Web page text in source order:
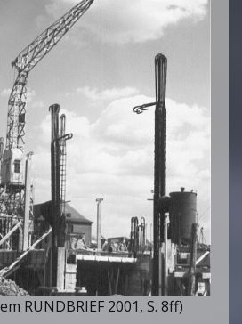
RUNDBRIEF 2001, S. 8ff)